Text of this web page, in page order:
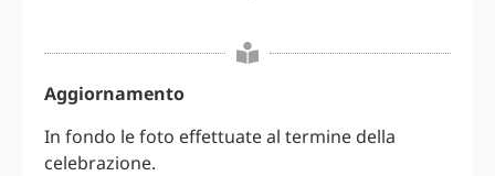
Aggiornamento
In fondo le foto effettuate al termine della
celebrazione.